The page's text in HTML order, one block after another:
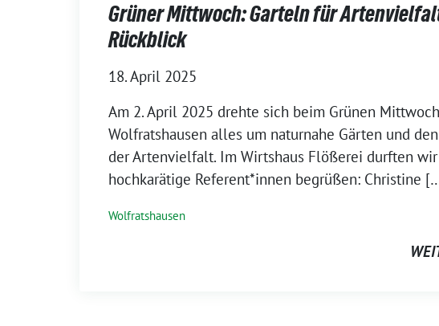
Grüner Mittwoch: Garteln für
Rückblick
18. April 2025
Am 2. April 2025 drehte sich beim Grünen
Wolfratshausen alles um naturnahe Gärten und
der Artenvielfalt. Im Wirtshaus Flößerei durften
hochkarätige Referent*innen begrüßen: Christine
Wolfratshausen